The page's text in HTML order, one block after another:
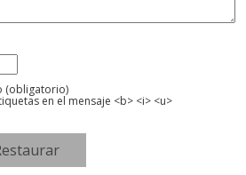
(obligatorio)
en el mensaje <b> <i> <u>